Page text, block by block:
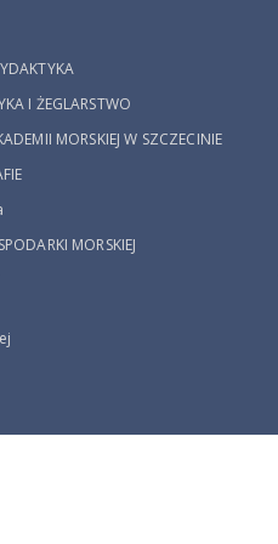
I ŻEGLARSTWO
MORSKIEJ W SZCZECINIE
MORSKIEJ